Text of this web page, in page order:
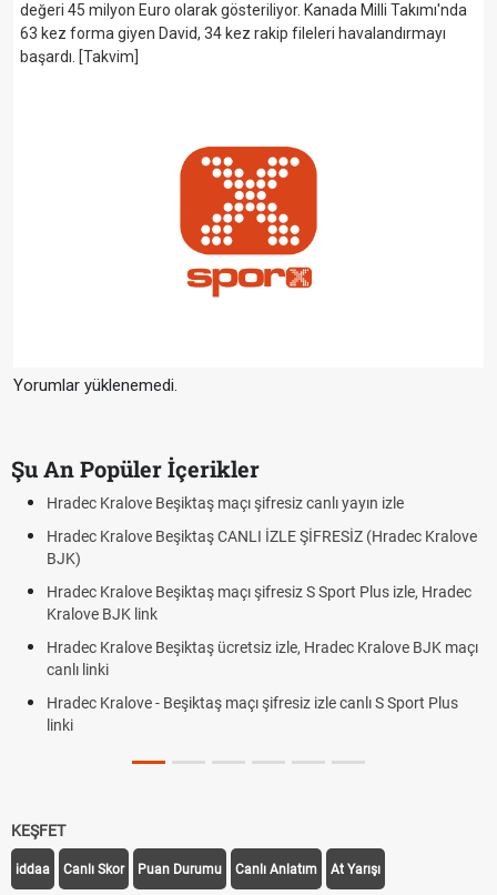
değeri 45 milyon Euro olarak gösteriliyor. Kanada Milli Takımı'nda
63 kez forma giyen David, 34 kez rakip fileleri havalandırmayı
başardı. [Takvim]
Yorumlar yüklenemedi.
Şu An Popüler İçerikler
Hradec Kralove Beşiktaş maçı şifresiz canlı yayın izle
Hradec Kralove Beşiktaş CANLI İZLE ŞİFRESİZ (Hradec Kralove
BJK)
Hradec Kralove Beşiktaş maçı şifresiz S Sport Plus izle, Hradec
Kralove BJK link
Hradec Kralove Beşiktaş ücretsiz izle, Hradec Kralove BJK maçı
canlı linki
Hradec Kralove - Beşiktaş maçı şifresiz izle canlı S Sport Plus
linki
KEŞFET
iddaa Canlı Skor Puan Durumu Canlı Anlatım At Yarışı